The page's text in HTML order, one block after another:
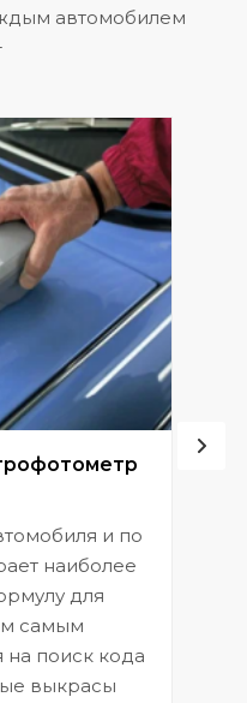
автомобилем
и по
наиболее
для
самым
поиск кода
выкрасы